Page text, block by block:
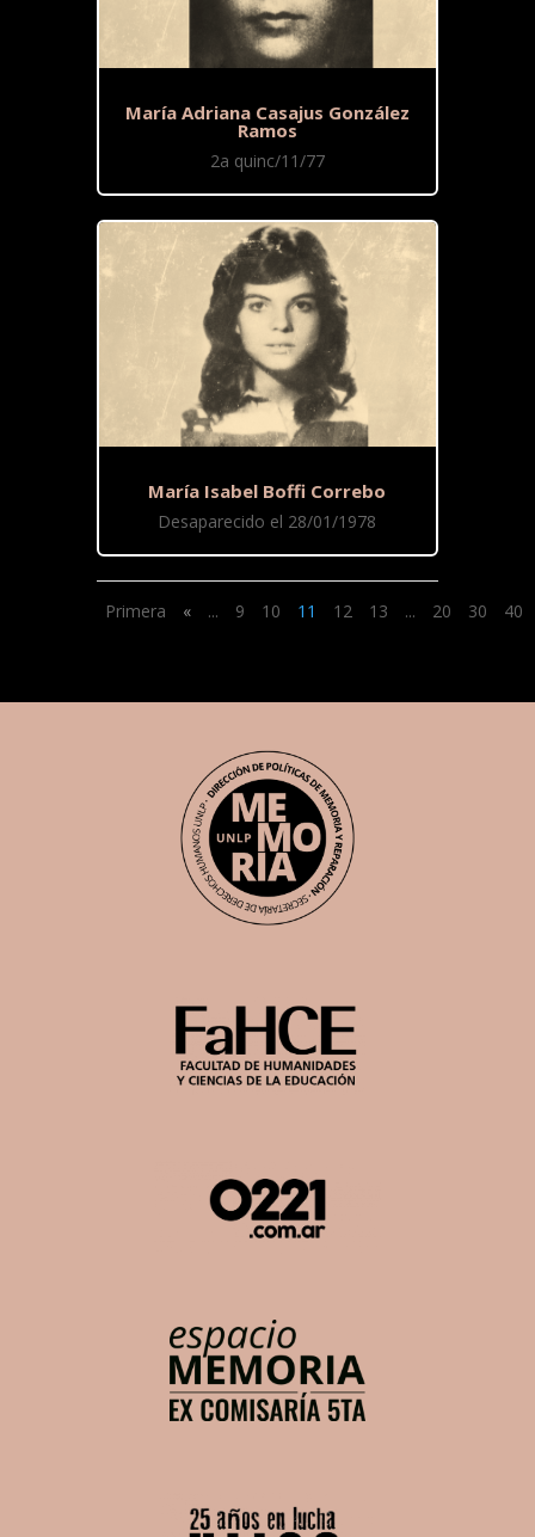
María Adriana Casajus González
Ramos
2a quinc/11/77
María Isabel Boffi Correbo
Desaparecido el 28/01/1978
Primera « ... 9 10 11 12 13 ... 20 30 40